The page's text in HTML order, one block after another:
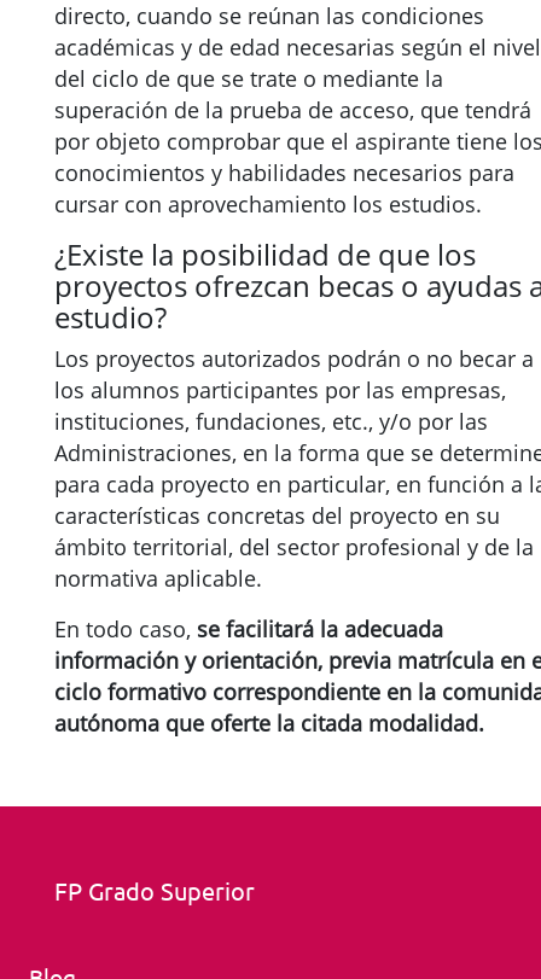
directo, cuando se reúnan las condiciones
académicas y de edad necesarias según el nivel
del ciclo de que se trate o mediante la
superación de la prueba de acceso, que tendrá
por objeto comprobar que el aspirante tiene
conocimientos y habilidades necesarios para
cursar con aprovechamiento los estudios.
¿Existe la posibilidad de que los
proyectos ofrezcan becas o ayudas
estudio?
Los proyectos autorizados podrán o no becar a
los alumnos participantes por las empresas,
instituciones, fundaciones, etc., y/o por las
Administraciones, en la forma que se
para cada proyecto en particular, en función a
características concretas del proyecto en su
ámbito territorial, del sector profesional y de la
normativa aplicable.
En todo caso, se facilitará la adecuada
información y orientación, previa matrícula en
ciclo formativo correspondiente en la
autónoma que oferte la citada modalidad.
FP Grado Superior